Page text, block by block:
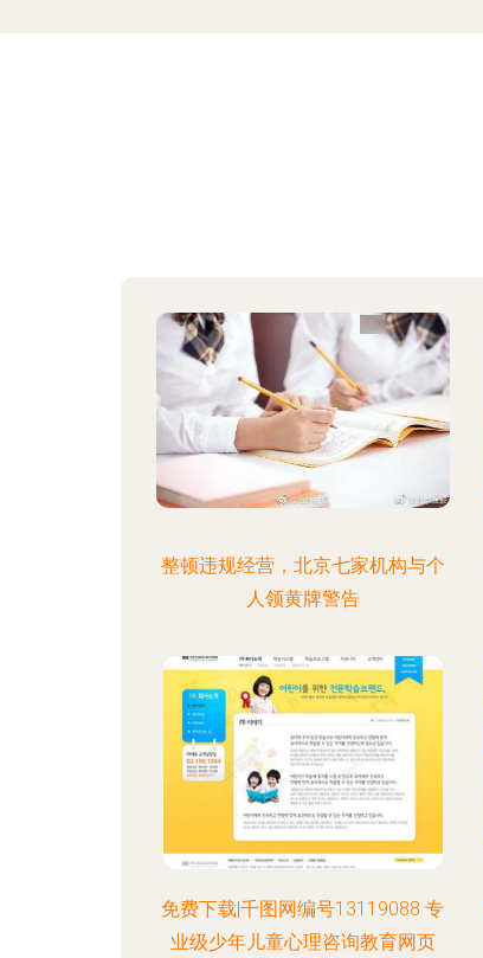
整顿违规经营，北京七家机构与个
人领黄牌警告
免费下载|千图网编号13119088 专
业级少年儿童心理咨询教育网页